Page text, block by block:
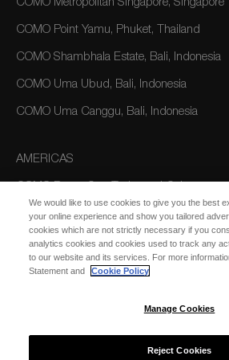
COMO Metropolitan Singapore, Singapore
COMO Point Yamu, Phuket, Thailand
COMO Shambhala Estate, Bali, Indonesia
COMO Uma Ubud, Bali, Indonesia
COMO Uma Canggu, Bali, Indonesia
AMERICAS
AUSTRALIA/OCEANIA
COMO The Treasury, Perth
We would like to use cookies to give you the best
your online experience and show you tailored
cookies which are not strictly necessary if you
analytics cookies and cookies used to track any
to our website and its services. For more
Statement and
Cookie Policy
Manage Cookies
Reject Cookies